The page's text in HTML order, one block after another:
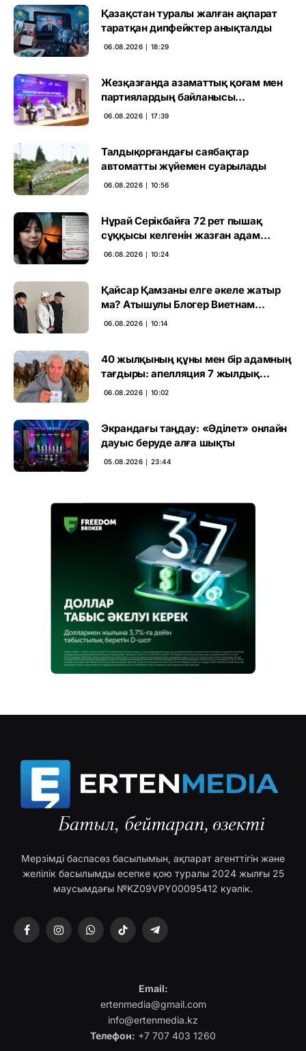
Қазақстан туралы жалған ақпарат
таратқан дипфейктер анықталды
06.08.2026 ∣ 18:29
Жезқазғанда азаматтық қоғам мен
партиялардың байланысы
талқыланды
06.08.2026 ∣ 17:39
Талдықорғандағы саябақтар
автоматты жүйемен суарылады
06.08.2026 ∣ 10:56
Нұрай Серікбайға 72 рет пышақ
сұққысы келгенін жазған адам
ұсталды
06.08.2026 ∣ 10:24
Қайсар Қамзаны елге әкеле жатыр
ма? Атышулы Блогер Виетнам
әуежайында көзге түсті
06.08.2026 ∣ 10:14
40 жылқының құны мен бір адамның
тағдыры: апелляция 7 жылдық
үкімді бұзды
06.08.2026 ∣ 10:02
Экрандағы таңдау: «Әділет» онлайн
дауыс беруде алға шықты
05.08.2026 ∣ 23:44
Мерзімді баспасөз басылымын, ақпарат агенттігін және
желілік басылымды есепке қою туралы 2024 жылғы 25
маусымдағы №KZ09VPY00095412 куәлік.
FacebookInstagramWhatsAppTikTok Telegram
Email:
ertenmedia@gmail.com
info@ertenmedia.kz
Телефон: +7 707 403 1260